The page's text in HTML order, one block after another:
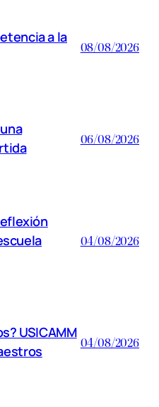
a la
08/08/2026
06/08/2026
04/08/2026
USICAMM
04/08/2026